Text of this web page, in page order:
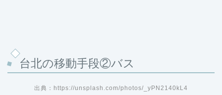
台北の移動手段②バス
出典：https://unsplash.com/photos/_yPN2140kL4